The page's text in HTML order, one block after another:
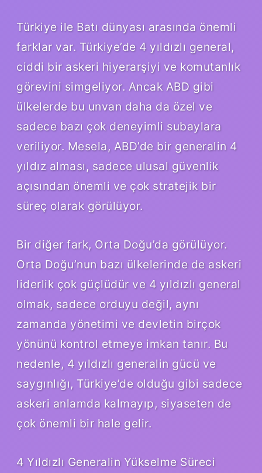
Türkiye ile Batı dünyası arasında önemli
farklar var. Türkiye’de 4 yıldızlı general,
ciddi bir askeri hiyerarşiyi ve komutanlık
görevini simgeliyor. Ancak ABD gibi
ülkelerde bu unvan daha da özel ve
sadece bazı çok deneyimli subaylara
veriliyor. Mesela, ABD’de bir generalin 4
yıldız alması, sadece ulusal güvenlik
açısından önemli ve çok stratejik bir
süreç olarak görülüyor.
Bir diğer fark, Orta Doğu’da görülüyor.
Orta Doğu’nun bazı ülkelerinde de askeri
liderlik çok güçlüdür ve 4 yıldızlı general
olmak, sadece orduyu değil, aynı
zamanda yönetimi ve devletin birçok
yönünü kontrol etmeye imkan tanır. Bu
nedenle, 4 yıldızlı generalin gücü ve
saygınlığı, Türkiye’de olduğu gibi sadece
askeri anlamda kalmayıp, siyaseten de
çok önemli bir hale gelir.
4 Yıldızlı Generalin Yükselme Süreci